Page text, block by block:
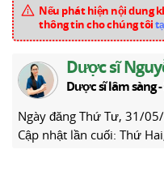
Nếu phát hiện nội dung
thông tin cho chúng tôi
Dược sĩ
Dược sĩ lâm sàng
Ngày đăng Thứ Tư, 31/
Cập nhật lần cuối: Thứ